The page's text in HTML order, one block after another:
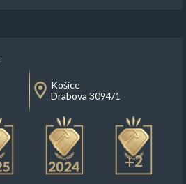
Košice
Drabova 3094/1
+2